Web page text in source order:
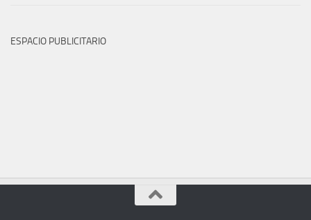
ESPACIO PUBLICITARIO